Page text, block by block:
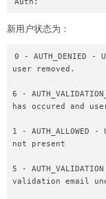
新用户状态为：
0 - AUTH_DENIED
user removed.
6 -
has occured and
1 -
not present
5 -
validation email